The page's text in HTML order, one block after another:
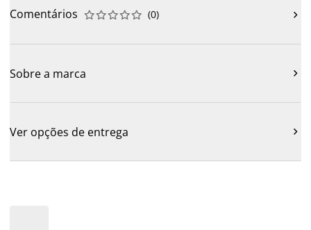
Comentários 




 (0) 
Sobre a marca 
Ver opções de entrega 